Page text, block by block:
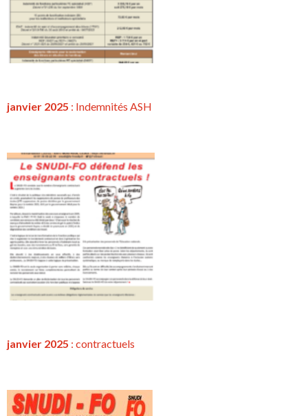
janvier 2025 : Indemnités ASH
janvier 2025 : contractuels